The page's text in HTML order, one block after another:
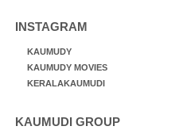
INSTAGRAM
KAUMUDY
KAUMUDY MOVIES
KERALAKAUMUDI
KAUMUDI GROUP